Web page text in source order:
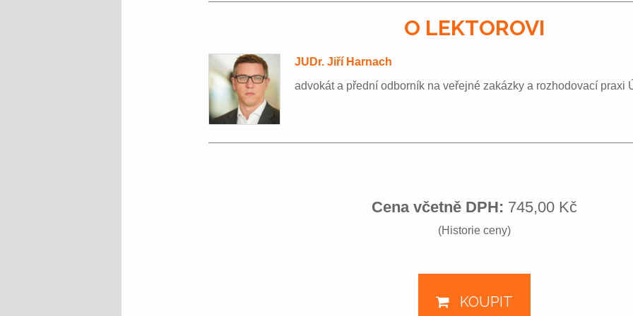
O LEKTOROVI
JUDr. Jiří Harnach
advokát a přední odborník na veřejné zakázky a rozhodovací praxi
Cena včetně DPH: 745,00 Kč
(Historie ceny)
KOUPIT